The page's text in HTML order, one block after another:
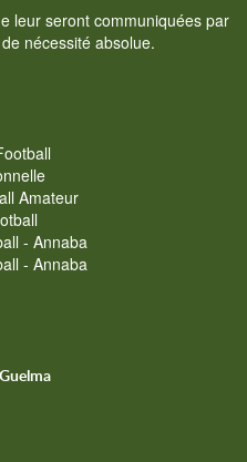
leur seront communiquées par
nécessité absolue.
Amateur
- Annaba
- Annaba